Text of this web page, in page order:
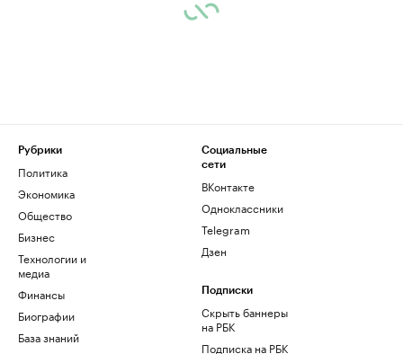
Рубрики
Политика
Экономика
Общество
Бизнес
Технологии и
медиа
Финансы
Биографии
База знаний
Социальные
сети
ВКонтакте
Одноклассники
Telegram
Дзен
Подписки
Скрыть баннеры
на РБК
Подписка на РБК